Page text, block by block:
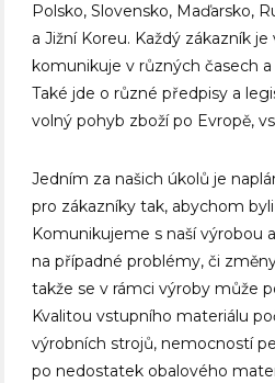
Polsko, Slovensko, Maďarsko,
a Jižní Koreu. Každý zákazník
komunikuje v různých časech
Také jde o různé předpisy a
volný pohyb zboží po Evropě,
Jedním za našich úkolů je
pro zákazníky tak, abychom
Komunikujeme s naší výrobou
na případné problémy, či
takže se v rámci výroby může
Kvalitou vstupního materiálu
výrobních strojů, nemocností
po nedostatek obalového